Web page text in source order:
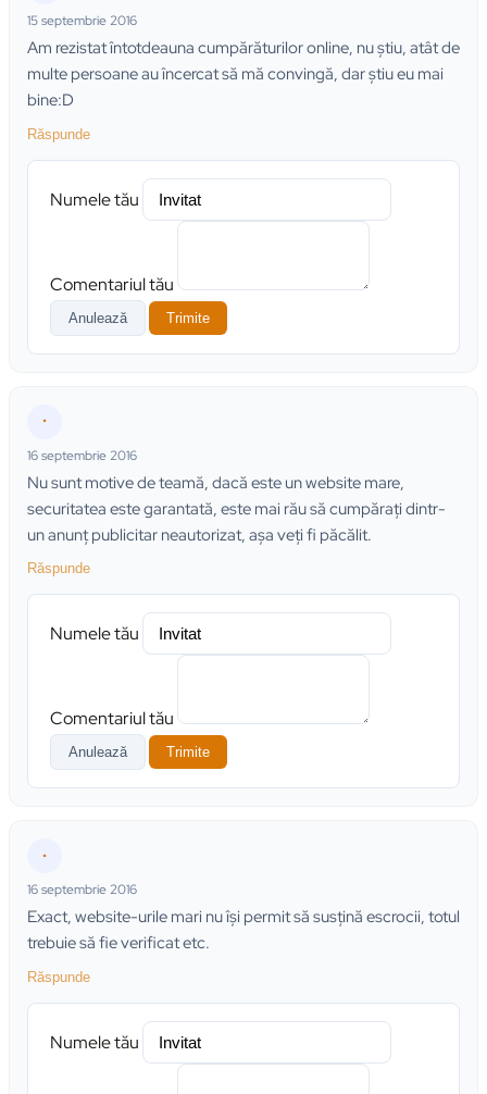
15 septembrie 2016
Am rezistat întotdeauna cumpărăturilor online, nu ştiu, atât de
multe persoane au încercat să mă convingă, dar ştiu eu mai
bine:D
Răspunde
Numele tău
Comentariul tău
Anulează Trimite
•
16 septembrie 2016
Nu sunt motive de teamă, dacă este un website mare,
securitatea este garantată, este mai rău să cumpăraţi dintr-
un anunţ publicitar neautorizat, aşa veţi fi păcălit.
Răspunde
Numele tău
Comentariul tău
Anulează Trimite
•
16 septembrie 2016
Exact, website-urile mari nu îşi permit să susţină escrocii, totul
trebuie să fie verificat etc.
Răspunde
Numele tău